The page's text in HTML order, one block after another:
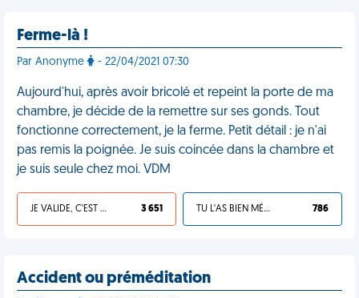
Ferme-là !
Par Anonyme - 22/04/2021 07:30
Aujourd'hui, après avoir bricolé et repeint la porte de ma
chambre, je décide de la remettre sur ses gonds. Tout
fonctionne correctement, je la ferme. Petit détail : je n'ai
pas remis la poignée. Je suis coincée dans la chambre et
je suis seule chez moi. VDM
JE VALIDE, C'EST UNE VDM 3 651 TU L'AS BIEN MÉRITÉ 786
Accident ou préméditation